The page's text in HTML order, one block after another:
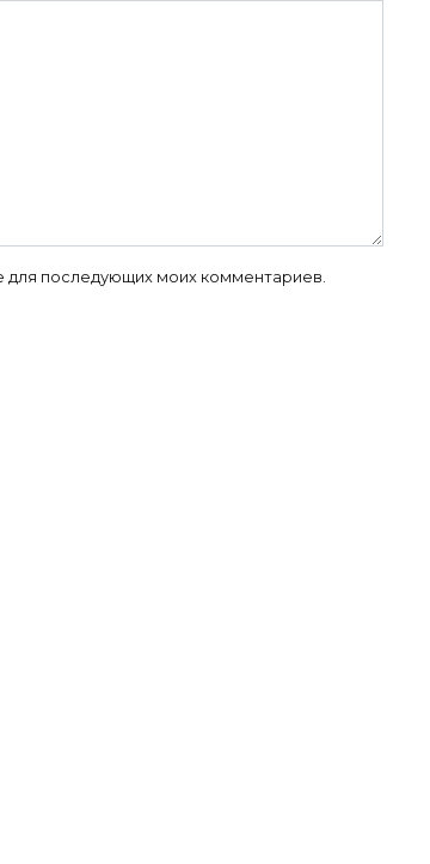
для последующих моих комментариев.